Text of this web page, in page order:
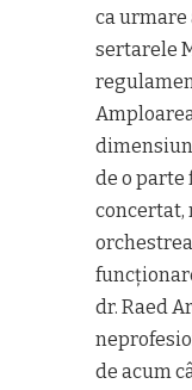
ca urmare
sertarele
de o parte
concertat,
dr. Raed
de acum